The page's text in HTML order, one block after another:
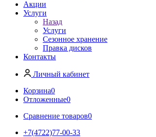
Акции
Услуги
Назад
Услуги
Сезонное хранение
Правка дисков
Контакты
Личный кабинет
Корзина0
Отложенные0
Сравнение товаров0
+7(4722)77-00-33